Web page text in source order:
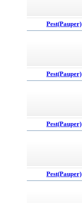
Pest(Pauper)
Pest(Pauper)
Pest(Pauper)
Pest(Pauper)